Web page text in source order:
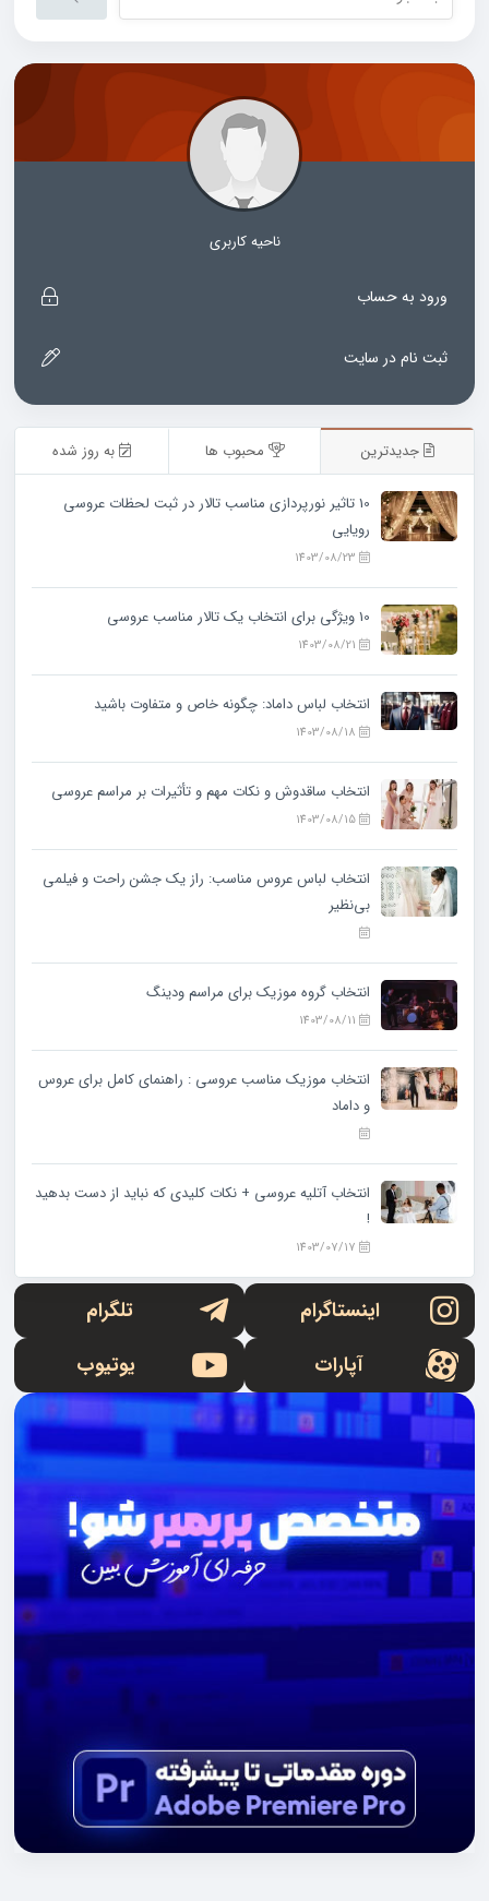
ناحیه کاربری
ورود به حساب
ثبت نام در سایت
جدیدترین محبوب ها به روز شده
10 تاثیر نورپردازی مناسب تالار در ثبت لحظات عروسی
رویایی
10 ویژگی‌ برای انتخاب یک تالار مناسب عروسی
انتخاب لباس داماد: چگونه خاص و متفاوت باشید
انتخاب ساقدوش و نکات مهم و تأثیرات بر مراسم عروسی
انتخاب لباس عروس مناسب: راز یک جشن راحت و فیلمی
بی‌نظیر
انتخاب گروه موزیک برای مراسم ودینگ
انتخاب موزیک مناسب عروسی : راهنمای کامل برای عروس
و داماد
انتخاب آتلیه عروسی + نکات کلیدی که نباید از دست بدهید
!
اینستاگرام
تلگرام
آپارات
یوتیوب